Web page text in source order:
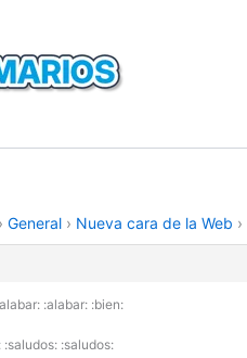
› General › Nueva cara de la Web ›
:alabar: :bien:
:saludos: :saludos: